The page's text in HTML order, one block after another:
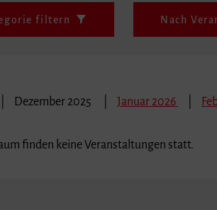
filtern Nach
Dezember 2025 Januar 2026
finden keine Veranstaltungen statt.